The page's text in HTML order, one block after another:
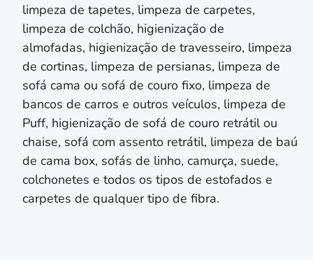
limpeza de tapetes, limpeza de carpetes,
limpeza de colchão, higienização de
almofadas, higienização de travesseiro, limpeza
de cortinas, limpeza de persianas, limpeza de
sofá cama ou sofá de couro fixo, limpeza de
bancos de carros e outros veículos, limpeza de
Puff, higienização de sofá de couro retrátil ou
chaise, sofá com assento retrátil, limpeza de baú
de cama box, sofás de linho, camurça, suede,
colchonetes e todos os tipos de estofados e
carpetes de qualquer tipo de fibra.